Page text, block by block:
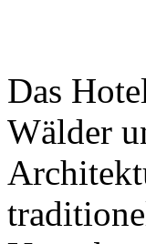
Das
Wälder